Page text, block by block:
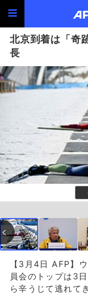
北京到着は「奇
長
【3月4日 AFP】
員会のトップは3
ら辛うじて逃れて